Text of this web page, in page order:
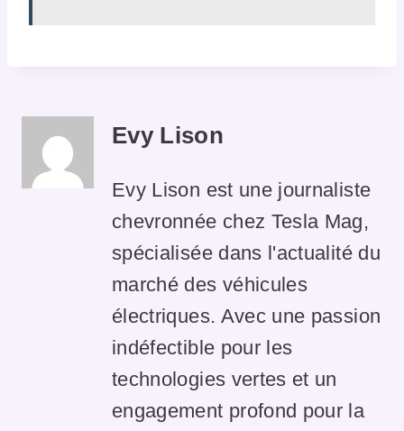
Evy Lison
Evy Lison est une journaliste
chevronnée chez Tesla Mag,
spécialisée dans l'actualité du
marché des véhicules
électriques. Avec une passion
indéfectible pour les
technologies vertes et un
engagement profond pour la